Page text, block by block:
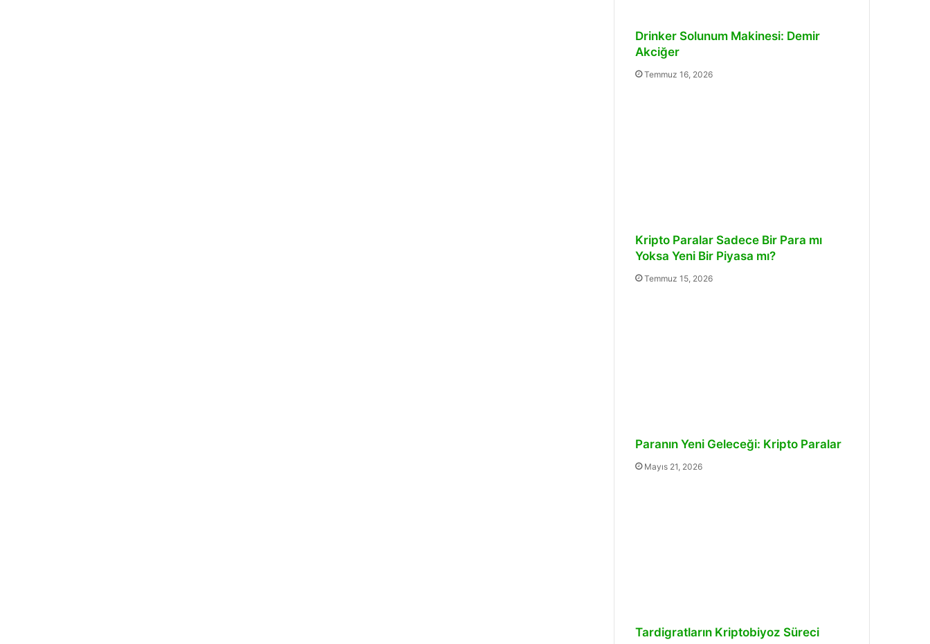
Drinker Solunum Makinesi: Demir
Akciğer
Temmuz 16, 2026
Kripto Paralar Sadece Bir Para mı
Yoksa Yeni Bir Piyasa mı?
Temmuz 15, 2026
Paranın Yeni Geleceği: Kripto Paralar
Mayıs 21, 2026
Tardigratların Kriptobiyoz Süreci